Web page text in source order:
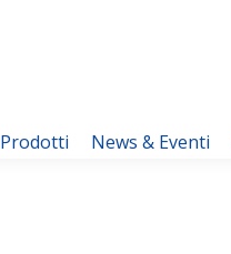
Prodotti News & Eventi